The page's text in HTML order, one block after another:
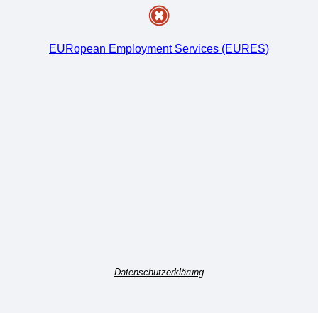
EURopean Employment Services (EURES)
Datenschutzerklärung